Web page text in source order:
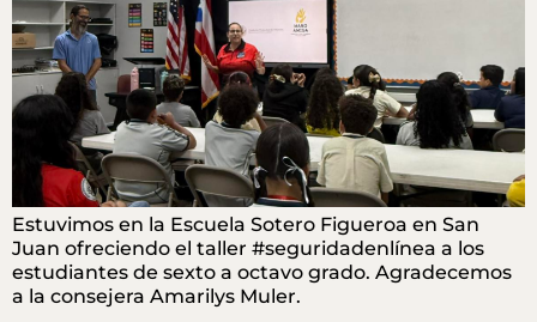
Estuvimos en la Escuela Sotero Figueroa en San
Juan ofreciendo el taller #seguridadenlínea a los
estudiantes de sexto a octavo grado. Agradecemos
a la consejera Amarilys Muler.